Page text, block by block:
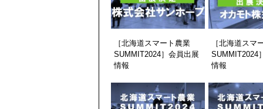
［北海道スマート農業
SUMMIT2024］会員出展
情報
［北海道スマ
SUMMIT2024
情報